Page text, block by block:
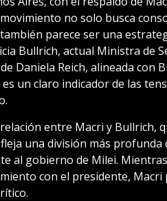
no solo busca
parece ser una
Bullrich, actual Ministra de
Daniela Reich, alineada con
es un claro indicador de las
entre Macri y Bullrich,
una división más profunda
al gobierno de Milei.
con el presidente, Macri